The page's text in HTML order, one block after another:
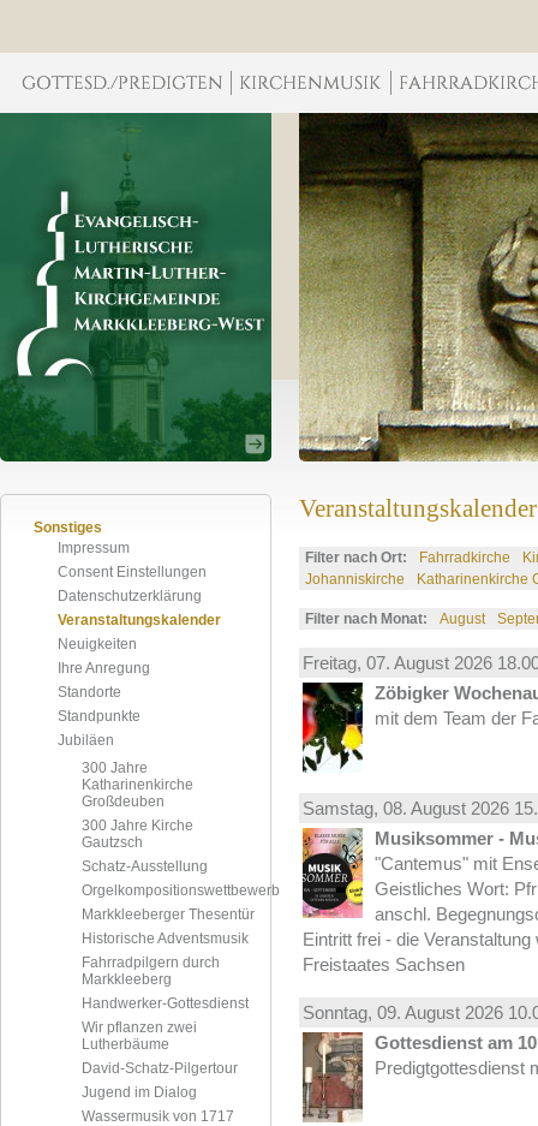
Sonstiges
Impressum
Consent Einstellungen
Datenschutzerklärung
Veranstaltungskalender
Neuigkeiten
Ihre Anregung
Standorte
Standpunkte
Jubiläen
300 Jahre
Katharinenkirche
Großdeuben
300 Jahre Kirche
Gautzsch
Schatz-Ausstellung
Orgelkompositionswettbewerb
Markkleeberger Thesentür
Historische Adventsmusik
Fahrradpilgern durch
Markkleeberg
Handwerker-Gottesdienst
Wir pflanzen zwei
Lutherbäume
David-Schatz-Pilgertour
Jugend im Dialog
Wassermusik von 1717
Veranstaltungskalender
Filter nach Ort: Fahrradkirche
Johanniskirche
Katharinenkirche
Filter nach Monat: August
Freitag, 07. August 2026
Zöbigker
mit dem Team der
Samstag, 08. August 2026
Musiksommer -
"Cantemus" mit
Geistliches Wort:
anschl.
Eintritt frei - die
Freistaates Sachsen
Sonntag, 09. August 2026
Gottesdienst am
Predigtgottesdienst